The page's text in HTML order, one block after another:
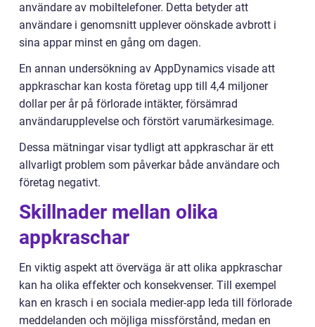
användare av mobiltelefoner. Detta betyder att
användare i genomsnitt upplever oönskade avbrott i
sina appar minst en gång om dagen.
En annan undersökning av AppDynamics visade att
appkraschar kan kosta företag upp till 4,4 miljoner
dollar per år på förlorade intäkter, försämrad
användarupplevelse och förstört varumärkesimage.
Dessa mätningar visar tydligt att appkraschar är ett
allvarligt problem som påverkar både användare och
företag negativt.
Skillnader mellan olika
appkraschar
En viktig aspekt att överväga är att olika appkraschar
kan ha olika effekter och konsekvenser. Till exempel
kan en krasch i en sociala medier-app leda till förlorade
meddelanden och möjliga missförstånd, medan en